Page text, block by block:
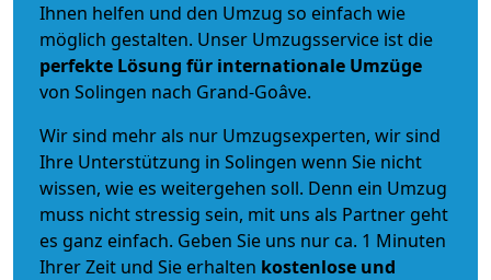
Ihnen helfen und den Umzug so einfach wie
möglich gestalten. Unser Umzugsservice ist die
perfekte Lösung für internationale Umzüge
von Solingen nach Grand-Goâve.
Wir sind mehr als nur Umzugsexperten, wir sind
Ihre Unterstützung in Solingen wenn Sie nicht
wissen, wie es weitergehen soll. Denn ein Umzug
muss nicht stressig sein, mit uns als Partner geht
es ganz einfach. Geben Sie uns nur ca. 1 Minuten
Ihrer Zeit und Sie erhalten kostenlose und